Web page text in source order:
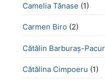
Camelia Tănase (1)
Carmen Biro (2)
Cătălin Barburaș-
Cătălina Cimpoeru (1)